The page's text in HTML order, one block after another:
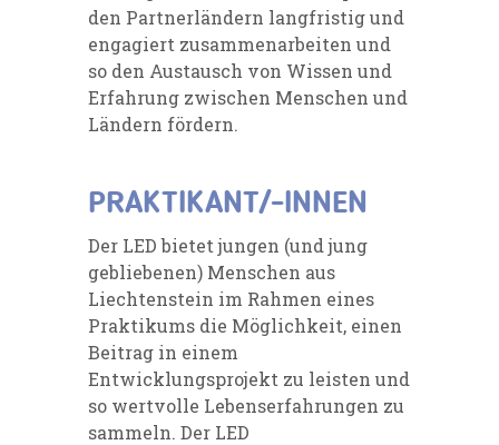
den Partnerländern langfristig und
engagiert zusammenarbeiten und
so den Austausch von Wissen und
Erfahrung zwischen Menschen und
Ländern fördern.
PRAKTIKANT/-INNEN
Der LED bietet jungen (und jung
gebliebenen) Menschen aus
Liechtenstein im Rahmen eines
Praktikums die Möglichkeit, einen
Beitrag in einem
Entwicklungsprojekt zu leisten und
so wertvolle Lebenserfahrungen zu
sammeln. Der LED